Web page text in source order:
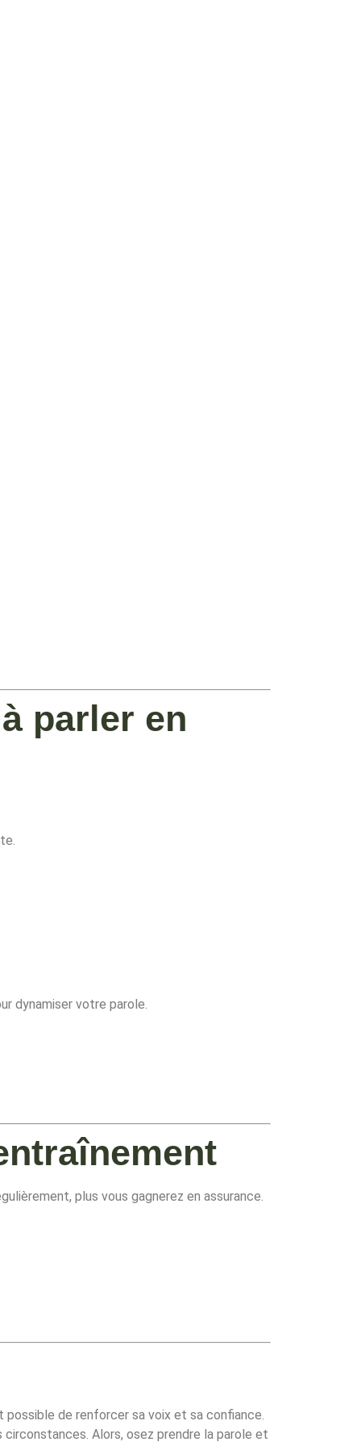
parler en
dynamiser votre parole.
plus vous gagnerez en assurance.
possible de renforcer sa voix et sa confiance.
Alors, osez prendre la parole et